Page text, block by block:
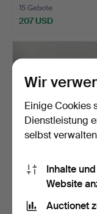
15 Gebote
207 USD
TEPPICH,
Afshar, 218 x 159 c…
Wir
Einige Cookies
Dienstleistung
selbst
Inhalte
Website
Auctionet